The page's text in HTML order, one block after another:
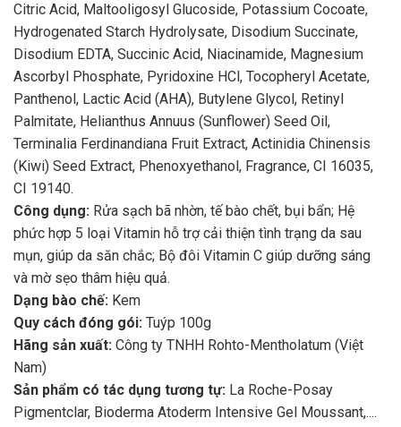
Citric Acid, Maltooligosyl Glucoside, Potassium Cocoate,
Hydrogenated Starch Hydrolysate, Disodium Succinate,
Disodium EDTA, Succinic Acid, Niacinamide, Magnesium
Ascorbyl Phosphate, Pyridoxine HCl, Tocopheryl Acetate,
Panthenol, Lactic Acid (AHA), Butylene Glycol, Retinyl
Palmitate, Helianthus Annuus (Sunflower) Seed Oil,
Terminalia Ferdinandiana Fruit Extract, Actinidia Chinensis
(Kiwi) Seed Extract, Phenoxyethanol, Fragrance, CI 16035,
CI 19140.
Công dụng: Rửa sạch bã nhờn, tế bào chết, bụi bẩn; Hệ
phức hợp 5 loại Vitamin hỗ trợ cải thiện tình trạng da sau
mụn, giúp da săn chắc; Bộ đôi Vitamin C giúp dưỡng sáng
và mờ sẹo thâm hiệu quả.
Dạng bào chế: Kem
Quy cách đóng gói: Tuýp 100g
Hãng sản xuất: Công ty TNHH Rohto-Mentholatum (Việt
Nam)
Sản phẩm có tác dụng tương tự: La Roche-Posay
Pigmentclar, Bioderma Atoderm Intensive Gel Moussant,....